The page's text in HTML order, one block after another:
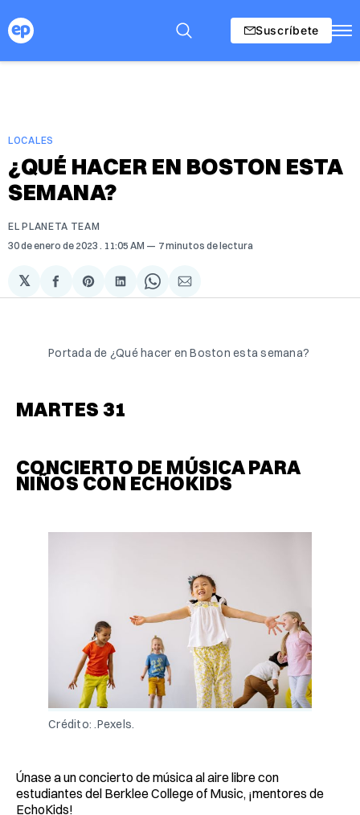
Suscríbete
LOCALES
¿QUÉ HACER EN BOSTON ESTA
SEMANA?
EL PLANETA TEAM
30 de enero de 2023 . 11:05 AM 7 minutos de lectura
𝕏
Compartir
en
Share
on
Compartir
en
Share
on
Compartir
via
Portada de ¿Qué hacer en Boston esta semana?
MARTES 31
CONCIERTO DE MÚSICA PARA
NIÑOS CON ECHOKIDS
Crédito: .Pexels.
Únase a un concierto de música al aire libre con
estudiantes del Berklee College of Music, ¡mentores de
EchoKids!